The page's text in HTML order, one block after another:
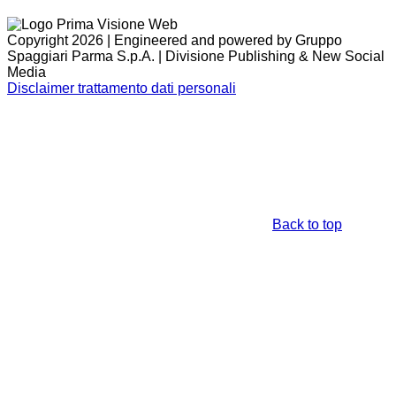
Copyright 2026 | Engineered and powered by Gruppo
Spaggiari Parma S.p.A. | Divisione Publishing & New Social
Media
Disclaimer trattamento dati personali
Back to top